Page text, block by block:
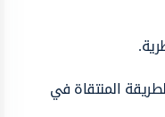
المنتقاة في